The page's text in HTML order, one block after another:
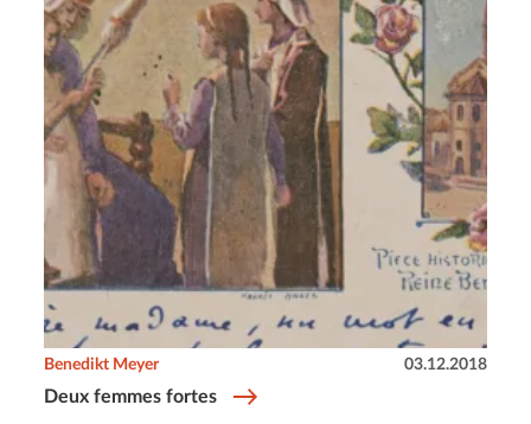
Deux femmes fortes
Benedikt Meyer 03.12.2018